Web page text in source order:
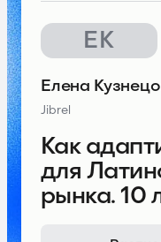
ЕК
Как
для
рынка. 10
Елена
Jibrel